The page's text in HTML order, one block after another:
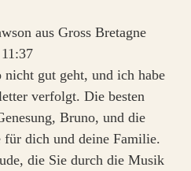
aus Gross Bretagne
11:37
nicht gut geht, und ich habe
verfolgt. Die besten
Bruno, und die
für dich und deine Familie.
die Sie durch die Musik